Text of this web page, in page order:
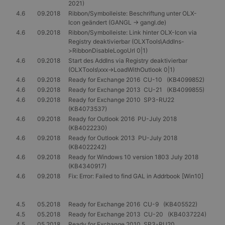
2021)
4.6
09.2018
Ribbon/Symbolleiste: Beschriftung unter OLX-
Icon geändert (GANGL -> gangl.de)
4.6
09.2018
Ribbon/Symbolleiste: Link hinter OLX-Icon via
Registry deaktivierbar (OLXTools\AddIns-
>RibbonDisableLogoUrl 0|1)
4.6
09.2018
Start des AddIns via Registry deaktivierbar
(OLXTools\xxx->LoadWithOutlook 0|1)
4.6
09.2018
Ready for Exchange 2016 CU-10 (KB4099852)
4.6
09.2018
Ready for Exchange 2013 CU-21 (KB4099855)
4.6
09.2018
Ready for Exchange 2010 SP3-RU22
(KB4073537)
4.6
09.2018
Ready for Outlook 2016 PU-July 2018
(KB4022230)
4.6
09.2018
Ready for Outlook 2013 PU-July 2018
(KB4022242)
4.6
09.2018
Ready for Windows 10 version 1803 July 2018
(KB4340917)
4.6
09.2018 Fix: Error: Failed to find GAL in Addrbook [Win10]
4.5 05.2018
Ready for Exchange 2016 CU-9 (KB405522)
4.5
05.2018
Ready for Exchange 2013 CU-20 (KB4037224)
Unbedingt erforderlich
Targeting
Unklassifizierte
Unbedingt erforderliche Cookies ermöglichen
wesentliche Kernfunktionen der Website wie die
Benutzeranmeldung und die Kontoverwaltung.
Ohne die unbedingt erforderlichen Cookies kann die
Website nicht ordnungsgemäß verwendet werden.
Name
Anbieter /
Domäne
Ablaufdatum
PHPSESSID
www.gangl.de
sich um
die